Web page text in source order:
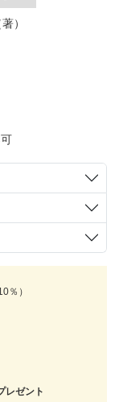
著）
％）
レゼント